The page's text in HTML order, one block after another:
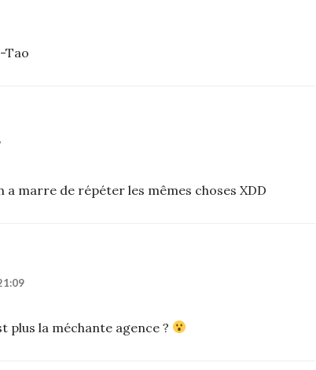
Tao
a marre de répéter les mêmes choses XDD
plus la méchante agence ?